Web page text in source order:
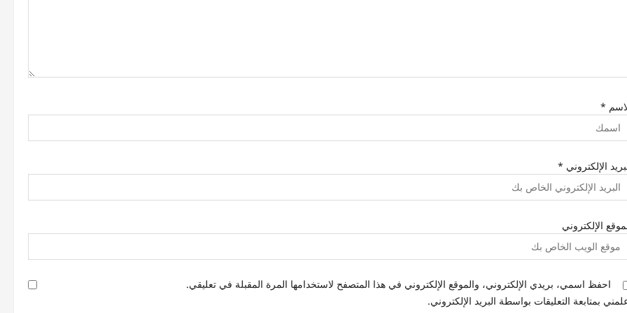
*
الإلكتروني *
الإلكتروني
احفظ اسمي، بريدي الإلكتروني، والموقع الإلكتروني في هذا المتصفح لاستخدامها المرة المقبلة في تعليقي.
بمتابعة التعليقات بواسطة البريد الإلكتروني.